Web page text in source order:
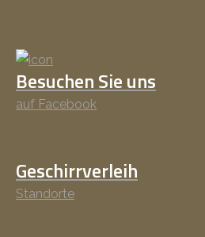
Besuchen Sie uns
auf Facebook
Geschirrverleih
Standorte